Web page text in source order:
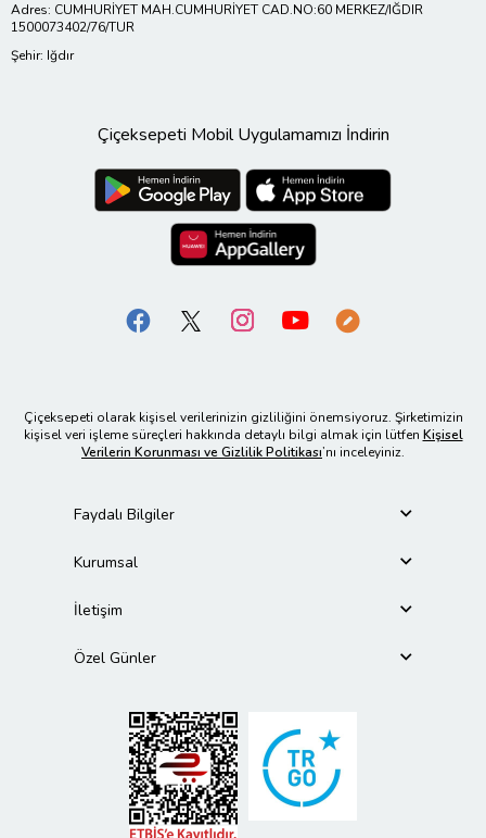
Adres: CUMHURİYET MAH.CUMHURİYET CAD.NO:60 MERKEZ/IĞDIR
1500073402/76/TUR
Şehir: Iğdır
Çiçeksepeti Mobil Uygulamamızı İndirin
Çiçeksepeti olarak kişisel verilerinizin gizliliğini önemsiyoruz. Şirketimizin
kişisel veri işleme süreçleri hakkında detaylı bilgi almak için lütfen Kişisel
Verilerin Korunması ve Gizlilik Politikası’nı inceleyiniz.
Faydalı Bilgiler
Kurumsal
İletişim
Özel Günler